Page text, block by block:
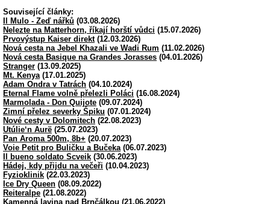
Související články:
Il Mulo - Zeď nářků (03.08.2026)
Nelezte na Matterhorn, říkají horští vůdci (15.07.2026)
Prvovýstup Kaiser direkt(12.03.2026)
Nová cesta na Jebel Khazali ve Wadi Rum (11.02.2026)
Nová cesta Basique na Grandes Jorasses (04.01.2026)
Stranger (13.09.2025)
Mt. Kenya(17.01.2025)
Adam Ondra v Tatrách (04.10.2024)
Eternal Flame volně přelezli Poláci (16.08.2024)
Marmolada - Don Quijote (09.07.2024)
Zimní přelez severky Špiku (07.01.2024)
Nové cesty v Dolomitech (22.08.2023)
Utúlie‘n Aurë (25.07.2023)
Pan Aroma 500m, 8b+ (20.07.2023)
Voie Petit pro Buličku a Bučeka(06.07.2023)
Il bueno soldato Scveik (30.06.2023)
Hádej, kdy přijdu na večeři (10.04.2023)
Fyzioklinik (22.03.2023)
Ice Dry Queen (08.09.2022)
Reiteralpe (21.08.2022)
Kamenná lavina nad Brnčálkou (21.06.2022)